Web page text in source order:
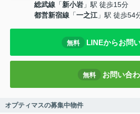
総武線 「新小岩 」駅 徒歩15分
都営新宿線 「一之江」駅 徒歩54
無料 LINEからお問
無料 お問い合
オプティマスの募集中物件